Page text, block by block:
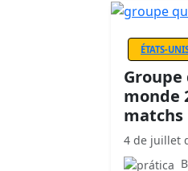
ÉTATS-
monde
matchs
4 de juillet